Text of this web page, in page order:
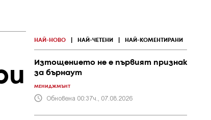
НАЙ-НОВО НАЙ-ЧЕТЕНИ НАЙ-КОМЕНТИРАНИ
Изтощението не е първият признак
за бърнаут
МЕНИДЖМЪНТ
Обновена 00:37ч., 07.08.2026